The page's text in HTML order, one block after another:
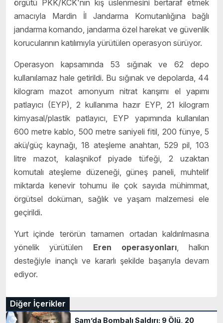
örgütü PKK/KCK'nın kış üslenmesini bertaraf etmek
amacıyla Mardin İl Jandarma Komutanlığına bağlı
jandarma komando, jandarma özel harekat ve güvenlik
korucularının katılımıyla yürütülen operasyon sürüyor.
Operasyon kapsamında 53 sığınak ve 62 depo
kullanılamaz hale getirildi. Bu sığınak ve depolarda, 44
kilogram mazot amonyum nitrat karışımı el yapımı
patlayıcı (EYP), 2 kullanıma hazır EYP, 21 kilogram
kimyasal/plastik patlayıcı, EYP yapımında kullanılan
600 metre kablo, 500 metre saniyeli fitil, 200 fünye, 5
akü/güç kaynağı, 18 ateşleme anahtarı, 529 pil, 103
litre mazot, kalaşnikof piyade tüfeği, 2 uzaktan
komutalı ateşleme düzeneği, güneş paneli, muhtelif
miktarda kenevir tohumu ile çok sayıda mühimmat,
örgütsel doküman, sağlık ve yaşam malzemesi ele
geçirildi.
Yurt içinde terörün tamamen ortadan kaldırılmasına
yönelik yürütülen Eren operasyonları, halkın
desteğiyle inançlı ve kararlı şekilde başarıyla devam
ediyor.
Diğer İçerikler
Şam’da Bombalı Saldırı: 9 Ölü, 20